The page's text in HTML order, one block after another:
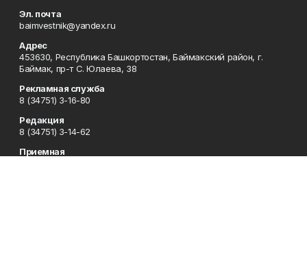
Эл. почта
baimvestnik@yandex.ru
Адрес
453630, Республика Башкортостан, Баймакский район, г.
Баймак, пр-т С. Юлаева, 38
Рекламная служба
8 (34751) 3-16-80
Редакция
8 (34751) 3-14-62
Приемная